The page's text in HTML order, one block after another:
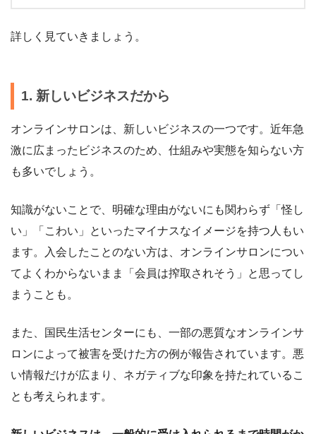
詳しく見ていきましょう。
1. 新しいビジネスだから
オンラインサロンは、新しいビジネスの一つです。近年急
激に広まったビジネスのため、仕組みや実態を知らない方
も多いでしょう。
知識がないことで、明確な理由がないにも関わらず「怪し
い」「こわい」といったマイナスなイメージを持つ人もい
ます。入会したことのない方は、オンラインサロンについ
てよくわからないまま「会員は搾取されそう」と思ってし
まうことも。
また、国民生活センターにも、一部の悪質なオンラインサ
ロンによって被害を受けた方の例が報告されています。悪
い情報だけが広まり、ネガティブな印象を持たれているこ
とも考えられます。